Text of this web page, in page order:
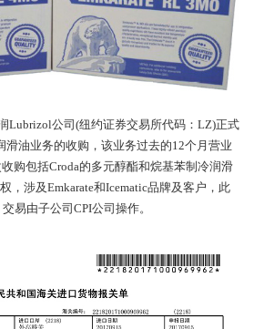
Lubrizol公司(纽约证券交易所代码：LZ)正式
滑油业务的收购，该业务过去的12个月营业
购包括Croda的多元醇酯和烷基苯制冷润滑
，涉及Emkarate和Icematic品牌及客户，此
易由子公司CPI公司操作。